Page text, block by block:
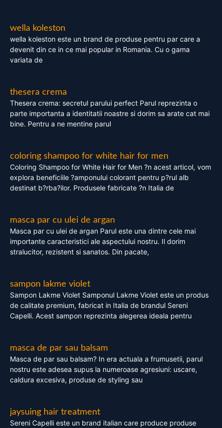
wella koleston
wella koleston este un brand de produse pentru par care a
devenit din ce in ce mai popular in Romania. Cu o gama
variata de
thesera crema
Thesera crema: secretul parului perfect Parul reprezinta o
parte importanta a identitatii noastre si dorim sa arate cat mai
bine. Pentru a ne mentine parul
coloring shampoo for white hair for men
Coloring Shampoo for White Hair for Men ?n acest articol, vom
explora beneficiile ?amponului colorant pentru p?rul alb
destinat b?rba?ilor. Produsele fabricate ?n Italia de
masca par cu ulei de argan
Masca par cu ulei de argan Parul este una dintre cele mai
importante caracteristici ale aspectului nostru. Il dorim
stralucitor, rezistent si sanatos. Din pacate,
sampon lakme violet
Sampon Lakme Violet Samponul Lakme Violet este un produs
de calitate premium, fabricat in Italia de brandul Sereni
Capelli. Acest sampon reprezinta alegerea ideala pentru
masca de par sau balsam
Masca de par sau balsam? In era actuala a frumusetii, parul
nostru este adesea supus la numeroase agresiuni: uscare,
caldura excesiva, produse de styling sau
jaysuing hair treatment
Sereni Capelli este un brand italian care produce produse